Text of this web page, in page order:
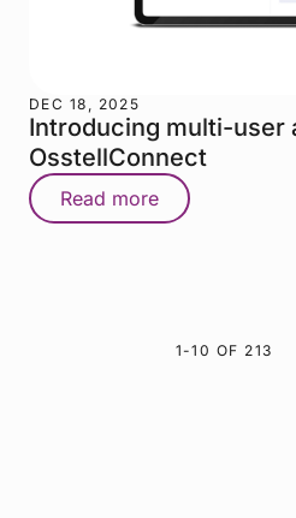
DEC 18, 2025
Introducing multi-user
OsstellConnect
Read more
1-10 OF 213